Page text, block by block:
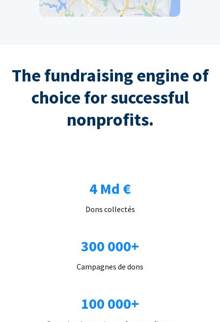
The fundraising engine of
choice for successful
nonprofits.
4 Md €
Dons collectés
300 000+
Campagnes de dons
100 000+